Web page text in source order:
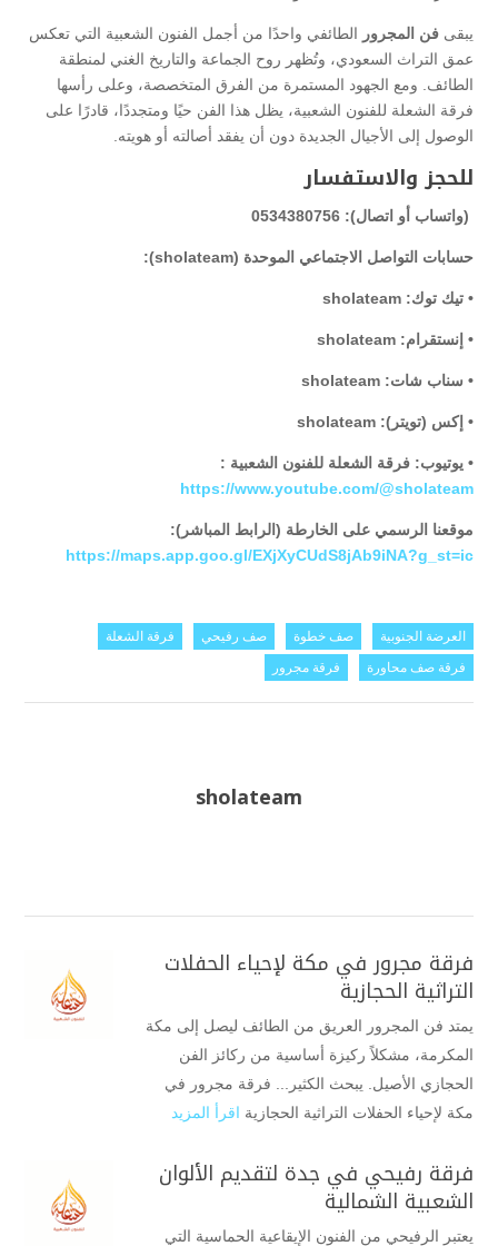
يبقى فن المجرور الطائفي واحدًا من أجمل الفنون الشعبية التي تعكس
عمق التراث السعودي، وتُظهر روح الجماعة والتاريخ الغني لمنطقة
الطائف. ومع الجهود المستمرة من الفرق المتخصصة، وعلى رأسها
فرقة الشعلة للفنون الشعبية، يظل هذا الفن حيًا ومتجددًا، قادرًا على
الوصول إلى الأجيال الجديدة دون أن يفقد أصالته أو هويته.
للحجز والاستفسار
(واتساب أو اتصال): 0534380756
حسابات التواصل الاجتماعي الموحدة (sholateam):
• تيك توك: sholateam
• إنستقرام: sholateam
• سناب شات: sholateam
• إكس (تويتر): sholateam
• يوتيوب: فرقة الشعلة للفنون الشعبية :
https://www.youtube.com/@sholateam
موقعنا الرسمي على الخارطة (الرابط المباشر):
https://maps.app.goo.gl/EXjXyCUdS8jAb9iNA?g_st=ic
العرضة الجنوبية صف خطوة صف رفيحي
فرقة الشعلة
فرقة صف محاورة
فرقة مجرور
sholateam
فرقة مجرور في مكة لإحياء الحفلات
التراثية الحجازية
يمتد فن المجرور العريق من الطائف ليصل إلى مكة
المكرمة، مشكلاً ركيزة أساسية من ركائز الفن
الحجازي الأصيل. يبحث الكثير... فرقة مجرور في
مكة لإحياء الحفلات التراثية الحجازية اقرأ المزيد
فرقة رفيحي في جدة لتقديم الألوان
الشعبية الشمالية
يعتبر الرفيحي من الفنون الإيقاعية الحماسية التي